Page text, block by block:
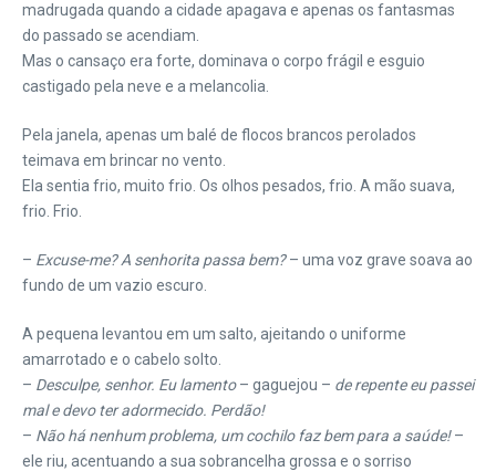
madrugada quando a cidade apagava e apenas os fantasmas
do passado se acendiam.
Mas o cansaço era forte, dominava o corpo frágil e esguio
castigado pela neve e a melancolia.
Pela janela, apenas um balé de flocos brancos perolados
teimava em brincar no vento.
Ela sentia frio, muito frio. Os olhos pesados, frio. A mão suava,
frio. Frio.
– Excuse-me? A senhorita passa bem?– uma voz grave soava ao
fundo de um vazio escuro.
A pequena levantou em um salto, ajeitando o uniforme
amarrotado e o cabelo solto.
– Desculpe, senhor. Eu lamento– gaguejou – de repente eu passei
mal e devo ter adormecido. Perdão!
– Não há nenhum problema, um cochilo faz bem para a saúde!–
ele riu, acentuando a sua sobrancelha grossa e o sorriso